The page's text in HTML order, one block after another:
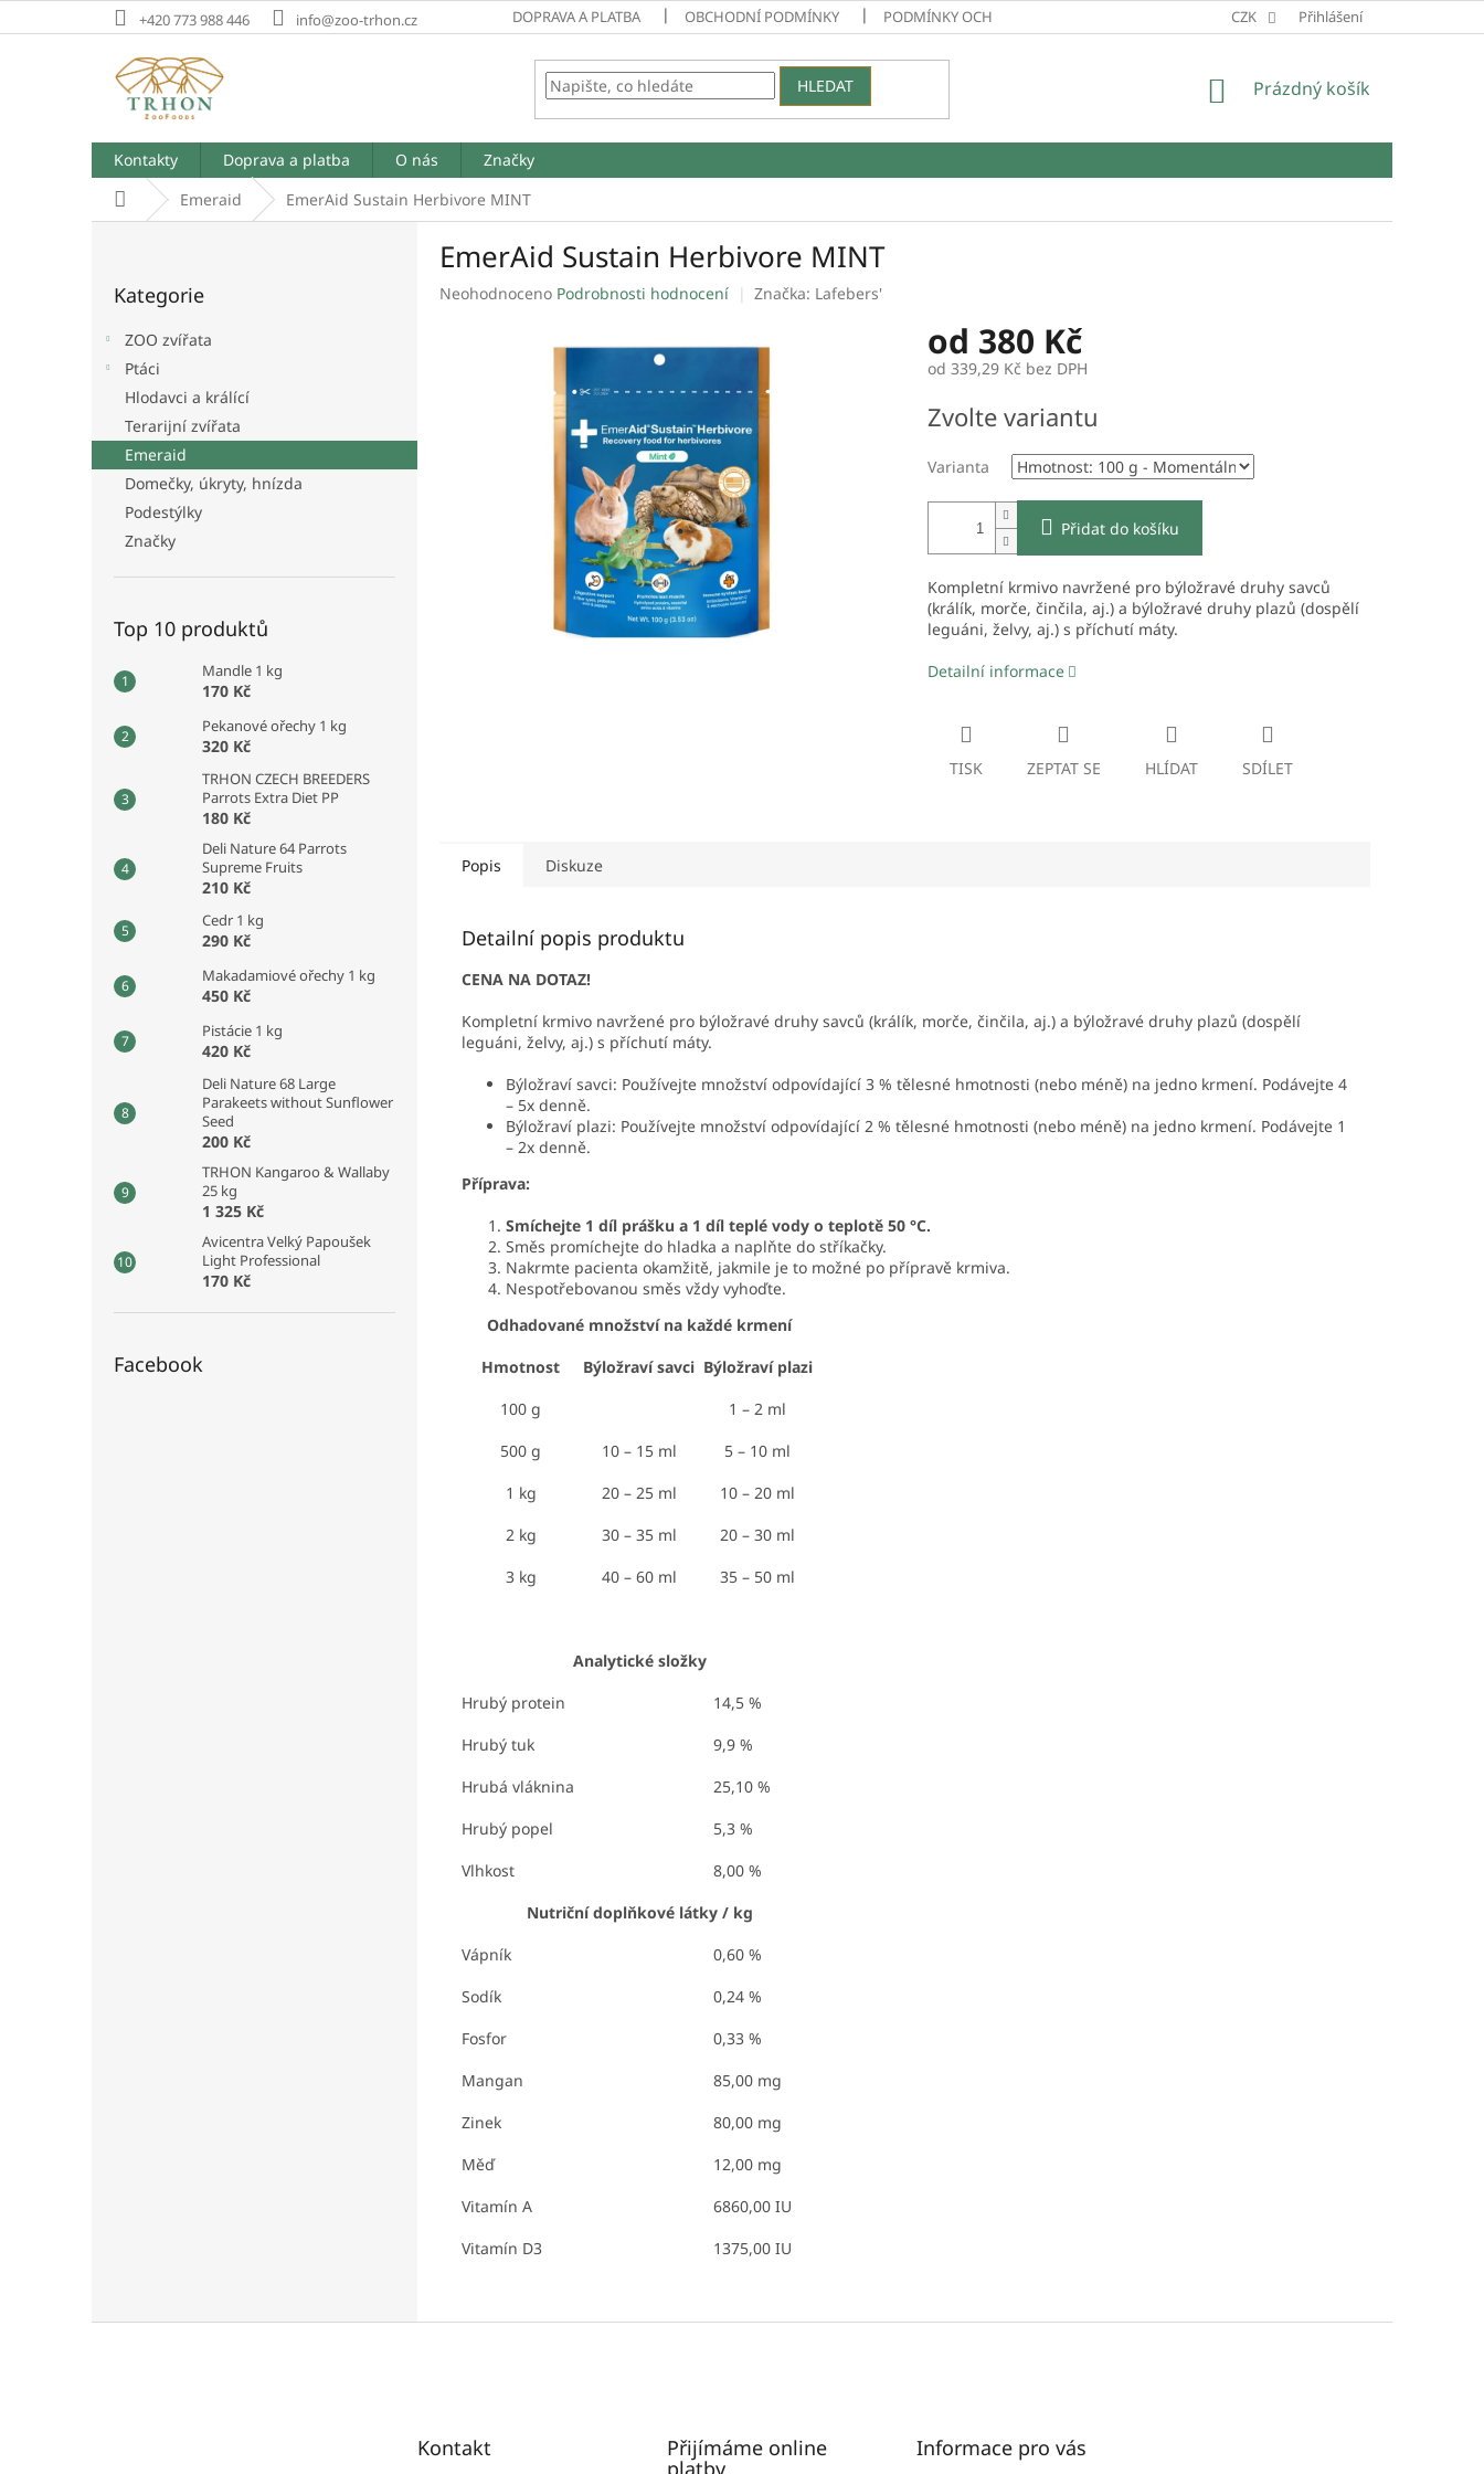
na
+420 773 988 446 info@zoo-trhon.cz DOPRAVA A PLATBA OBCHODNÍ PODMÍNKY PODMÍNKY OCHRANY OSOBNÍCH ÚDAJŮ CZK Přihlášení
HLEDAT
NÁKUPNÍ
Prázdný košík
Kontakty Doprava a platba O nás
Značky
Domů Emeraid EmerAid Sustain Herbivore MINT
a
kategorie
Kategorie
ZOO zvířata
Ptáci
Hlodavci a králící
Terarijní zvířata
Emeraid
Domečky, úkryty, hnízda
Podestýlky
Značky
Top 10 produktů
Mandle 1 kg
170 Kč
Pekanové ořechy 1 kg
320 Kč
TRHON CZECH BREEDERS
Parrots Extra Diet PP
180 Kč
Deli Nature 64 Parrots
Supreme Fruits
210 Kč
Cedr 1 kg
290 Kč
Makadamiové ořechy 1 kg
450 Kč
Pistácie 1 kg
420 Kč
Deli Nature 68 Large
Parakeets without Sunflower
Seed
200 Kč
TRHON Kangaroo & Wallaby
25 kg
1 325 Kč
Avicentra Velký Papoušek
Light Professional
170 Kč
Facebook
EmerAid Sustain Herbivore MINT
Průměrné
Neohodnoceno Podrobnosti hodnocení Značka: Lafebers'
od 380 Kč
od 339,29 Kč bez DPH
cena:
Zvolte variantu
Varianta
Přidat do košíku
Kompletní krmivo navržené pro býložravé druhy savců
(králík, morče, činčila, aj.) a býložravé druhy plazů (dospělí
leguáni, želvy, aj.) s příchutí máty.
Detailní informace
TISK ZEPTAT SE HLÍDAT SDÍLET
Popis Diskuze
Detailní popis produktu
CENA NA DOTAZ!
Kompletní krmivo navržené pro býložravé druhy savců (králík, morče, činčila, aj.) a býložravé druhy plazů (dospělí
leguáni, želvy, aj.) s příchutí máty.
Býložraví savci: Používejte množství odpovídající 3 % tělesné hmotnosti (nebo méně) na jedno krmení. Podávejte 4
– 5x denně.
Býložraví plazi: Používejte množství odpovídající 2 % tělesné hmotnosti (nebo méně) na jedno krmení. Podávejte 1
– 2x denně.
Příprava:
Smíchejte 1 díl prášku a 1 díl teplé vody o teplotě 50 °C.
Směs promíchejte do hladka a naplňte do stříkačky.
Nakrmte pacienta okamžitě, jakmile je to možné po přípravě krmiva.
Nespotřebovanou směs vždy vyhoďte.
Odhadované množství na každé krmení
Hmotnost
Býložraví savci Býložraví plazi
100 g
1 – 2 ml
500 g
10 – 15 ml
5 – 10 ml
1 kg
20 – 25 ml
10 – 20 ml
2 kg
30 – 35 ml
20 – 30 ml
3 kg
40 – 60 ml 35 – 50 ml
Analytické složky
Hrubý protein
14,5 %
Hrubý tuk
9,9 %
Hrubá vláknina
25,10 %
Hrubý popel
5,3 %
Vlhkost
8,00 %
Nutriční doplňkové látky / kg
Vápník
0,60 %
Sodík
0,24 %
Fosfor
0,33 %
Mangan
85,00 mg
Zinek
80,00 mg
Měď
12,00 mg
Vitamín A
6860,00 IU
Vitamín D3
1375,00 IU
Kontakt Přijímáme online
platby
Informace pro vás